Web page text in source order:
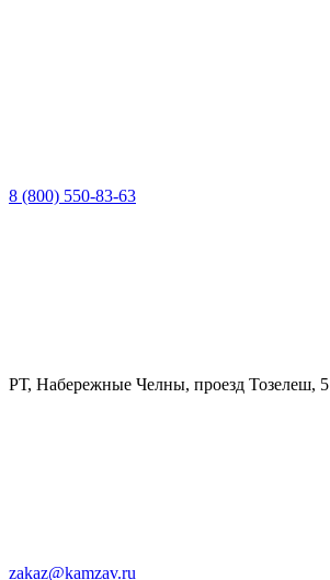
8 (800) 550-83-63
РТ, Набережные Челны, проезд Тозелеш, 5
zakaz@kamzav.ru